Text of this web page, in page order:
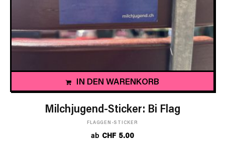
IN DEN WARENKORB
Milchjugend-Sticker: Bi Flag
FLAGGEN-STICKER
ab CHF5.00